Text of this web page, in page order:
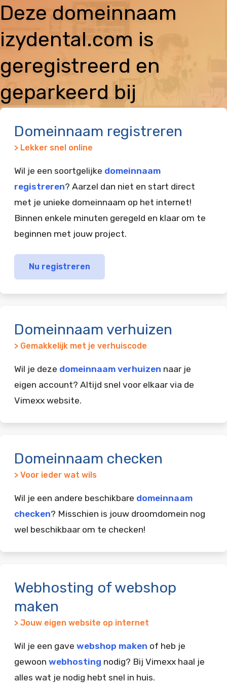
Deze domeinnaam
izydental.com is
geregistreerd en
geparkeerd bij
Domeinnaam registreren
> Lekker snel online
Wil je een soortgelijke domeinnaam
registreren? Aarzel dan niet en start direct
met je unieke domeinnaam op het internet!
Binnen enkele minuten geregeld en klaar om te
beginnen met jouw project.
Nu registreren
Domeinnaam verhuizen
> Gemakkelijk met je verhuiscode
Wil je deze domeinnaam verhuizen naar je
eigen account? Altijd snel voor elkaar via de
Vimexx website.
Domeinnaam checken
> Voor ieder wat wils
Wil je een andere beschikbare domeinnaam
checken? Misschien is jouw droomdomein nog
wel beschikbaar om te checken!
Webhosting of webshop
maken
> Jouw eigen website op internet
Wil je een gave webshop maken of heb je
gewoon webhosting nodig? Bij Vimexx haal je
alles wat je nodig hebt snel in huis.